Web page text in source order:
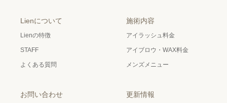
Lienについて
Lienの特徴
STAFF
よくある質問
施術内容
アイラッシュ料金
アイブロウ・WAX料金
メンズメニュー
お問い合わせ 更新情報